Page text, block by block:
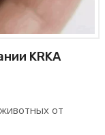
KRKA
от